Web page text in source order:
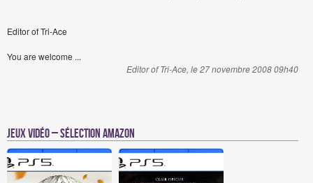
Editor of Tri-Ace
You are welcome ...
Editor of Tri-Ace, le 27 novembre 2008 09h40
Jeux vidéo – Sélection Amazon